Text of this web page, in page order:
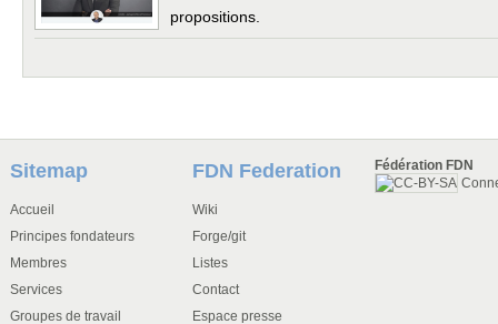
propositions.
Sitemap
Accueil
Principes fondateurs
Membres
Services
Groupes de travail
FDN Federation
Wiki
Forge/git
Listes
Contact
Espace presse
Fédération FDN